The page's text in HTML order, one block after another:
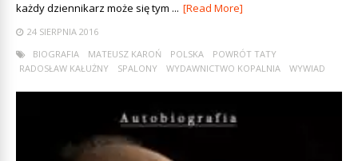
każdy dziennikarz może się tym ... [Read More]
24 SIERPNIA 2016
BIOGRAFIA
MATEUSZ KAROŃ POLSKA
POWRÓT TATY
RADOSŁAW KAŁUŻNY
SPALONY WYDAWNICTWO KOPALNIA WYWIAD